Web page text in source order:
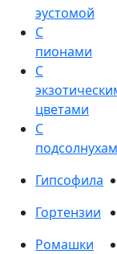
эустомой
С
пионами
С
цветами
С
Гипсофила
Гортензии
Ромашки